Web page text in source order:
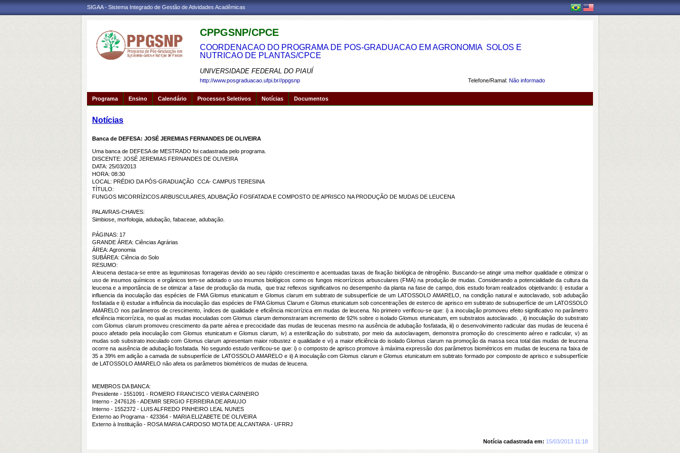
SIGAA - Sistema Integrado de Gestão de Atividades Acadêmicas
CPPGSNP/CPCE
COORDENACAO DO PROGRAMA DE POS-GRADUACAO EM AGRONOMIA  SOLOS E
NUTRICAO DE PLANTAS/CPCE
UNIVERSIDADE FEDERAL DO PIAUÍ
Telefone/Ramal: Não informado
http://www.posgraduacao.ufpi.br//ppgsnp
Programa Ensino Calendário Processos Seletivos Notícias Documentos
Notícias
Banca de DEFESA: JOSÉ JEREMIAS FERNANDES DE OLIVEIRA
Uma banca de DEFESA de MESTRADO foi cadastrada pelo programa.
DISCENTE: JOSÉ JEREMIAS FERNANDES DE OLIVEIRA
DATA: 25/03/2013
HORA: 08:30
LOCAL: PRÉDIO DA PÓS-GRADUAÇÃO  CCA- CAMPUS TERESINA
TÍTULO:
FUNGOS MICORRÍZICOS ARBUSCULARES, ADUBAÇÃO FOSFATADA E COMPOSTO DE APRISCO NA PRODUÇÃO DE MUDAS DE LEUCENA
PALAVRAS-CHAVES:
Simbiose, morfologia, adubação, fabaceae, adubação.
PÁGINAS: 17
GRANDE ÁREA: Ciências Agrárias
ÁREA: Agronomia
SUBÁREA: Ciência do Solo
RESUMO:
A leucena destaca-se entre as leguminosas forrageiras devido ao seu rápido crescimento e acentuadas taxas de fixação biológica de nitrogênio. Buscando-se atingir uma melhor qualidade e otimizar o
uso de insumos químicos e orgânicos tem-se adotado o uso insumos biológicos como os fungos micorrízicos arbusculares (FMA) na produção de mudas. Considerando a potencialidade da cultura da
leucena e a importância de se otimizar a fase de produção da muda, que traz reflexos significativos no desempenho da planta na fase de campo, dois estudo foram realizados objetivando: i) estudar a
influencia da inoculação das espécies de FMA Glomus etunicatum e Glomus clarum em subtrato de subsuperfície de um LATOSSOLO AMARELO, na condição natural e autoclavado, sob adubação
fosfatada e ii) estudar a influência da inoculação das espécies de FMA Glomus Clarum e Glomus etunicatum sob concentrações de esterco de aprisco em subtrato de subsuperfície de um LATOSSOLO
AMARELO nos parâmetros de crescimento, índices de qualidade e eficiência micorrízica em mudas de leucena. No primeiro verificou-se que: i) a inoculação promoveu efeito significativo no parâmetro
eficiência micorrízica, no qual as mudas inoculadas com Glomus clarum demonstraram incremento de 92% sobre o isolado Glomus etunicatum, em substratos autoclavado. , ii) inoculação do substrato
com Glomus clarum promoveu crescimento da parte aérea e precocidade das mudas de leucenas mesmo na ausência de adubação fosfatada, iii) o desenvolvimento radicular das mudas de leucena é
pouco afetado pela inoculação com Glomus etunicatum e Glomus clarum, iv) a esterilização do substrato, por meio da autoclavagem, demonstra promoção do crescimento aéreo e radicular, v) as
mudas sob substrato inoculado com Glomus clarum apresentam maior robustez e qualidade e vi) a maior eficiência do isolado Glomus clarum na promoção da massa seca total das mudas de leucena
ocorre na ausência de adubação fosfatada. No segundo estudo verificou-se que: i) o composto de aprisco promove à máxima expressão dos parâmetros biométricos em mudas de leucena na faixa de
35 a 39% em adição a camada de subsuperfície de LATOSSOLO AMARELO e ii) A inoculação com Glomus clarum e Glomus etunicatum em subtrato formado por composto de aprisco e subsuperfície
de LATOSSOLO AMARELO não afeta os parâmetros biométricos de mudas de leucena.
MEMBROS DA BANCA:
Presidente - 1551091 - ROMERO FRANCISCO VIEIRA CARNEIRO
Interno - 2476126 - ADEMIR SERGIO FERREIRA DE ARAUJO
Interno - 1552372 - LUIS ALFREDO PINHEIRO LEAL NUNES
Externo ao Programa - 423364 - MARIA ELIZABETE DE OLIVEIRA
Externo à Instituição - ROSA MARIA CARDOSO MOTA DE ALCANTARA - UFRRJ
Notícia cadastrada em: 15/03/2013 11:18